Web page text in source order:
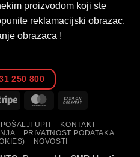
proizvodom koji ste
reklamacijski obrazac.
obrazaca !
250 800
Stripe MasterCard
Delivery
POŠALJI UPIT
KONTAKT
PRIVATNOST PODATAKA
NOVOSTI